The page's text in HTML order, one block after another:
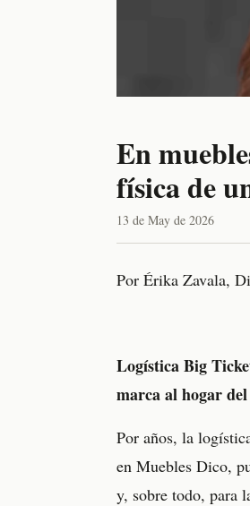
En
física de
13 de May de 2026
Por Érika Zavala,
Logística Big
marca al hogar
Por años, la
en Muebles Dico,
y, sobre todo, para